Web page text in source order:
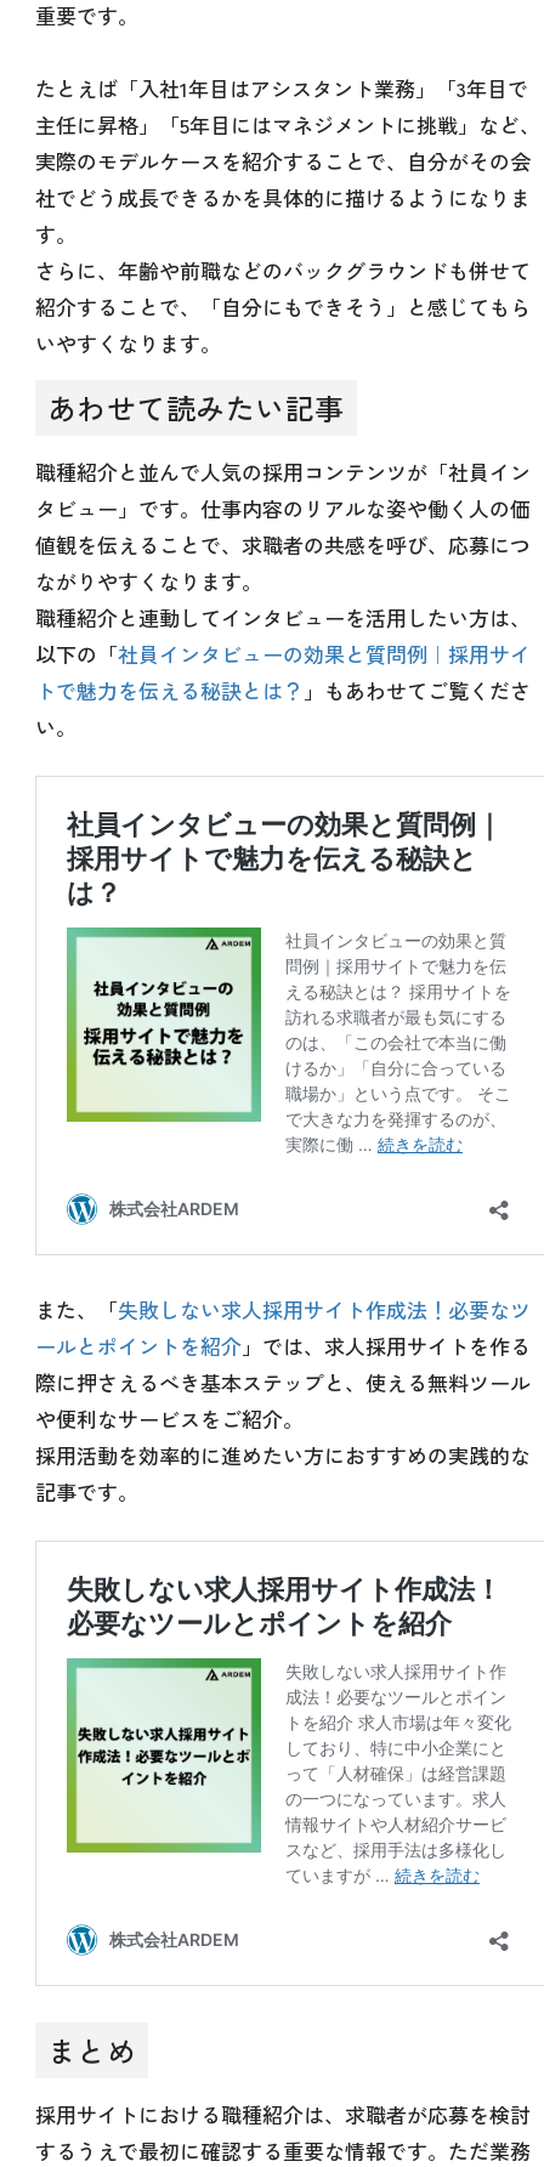
重要です。
たとえば「入社1年目はアシスタント業務」「3年目で
主任に昇格」「5年目にはマネジメントに挑戦」など、
実際のモデルケースを紹介することで、自分がその会
社でどう成長できるかを具体的に描けるようになりま
す。
さらに、年齢や前職などのバックグラウンドも併せて
紹介することで、「自分にもできそう」と感じてもら
いやすくなります。
あわせて読みたい記事
職種紹介と並んで人気の採用コンテンツが「社員イン
タビュー」です。仕事内容のリアルな姿や働く人の価
値観を伝えることで、求職者の共感を呼び、応募につ
ながりやすくなります。
職種紹介と連動してインタビューを活用したい方は、
以下の「社員インタビューの効果と質問例｜採用サイ
トで魅力を伝える秘訣とは？ 」もあわせてご覧くださ
い。
また、「失敗しない求人採用サイト作成法！必要なツ
ールとポイントを紹介」では、求人採用サイトを作る
際に押さえるべき基本ステップと、使える無料ツール
や便利なサービスをご紹介。
採用活動を効率的に進めたい方におすすめの実践的な
記事です。
まとめ
採用サイトにおける職種紹介は、求職者が応募を検討
するうえで最初に確認する重要な情報です。ただ業務